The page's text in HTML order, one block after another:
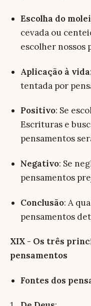
Escolha do
cevada ou
escolher nossos
Aplicação à vida
tentada por
Positivo: Se
Escrituras e
pensamentos
Negativo: Se
pensamentos
Conclusão: A
pensamentos
XIX - Os três
pensamentos
Fontes dos